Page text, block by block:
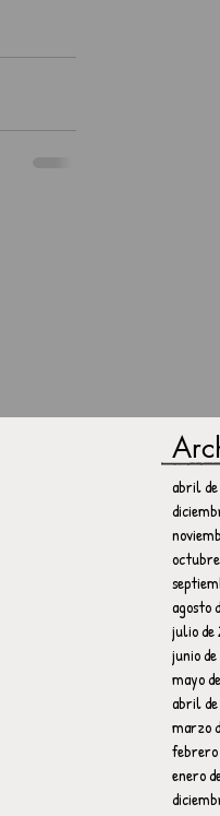
abril
agosto
julio de
junio
mayo
abril
marzo
febrero
enero